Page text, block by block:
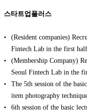
스타트업플러스
(Resident companies)
Fintech Lab in the first
(Membership Company)
Seoul Fintech Lab in the
The 5th session of the
item photography
6th session of the basic